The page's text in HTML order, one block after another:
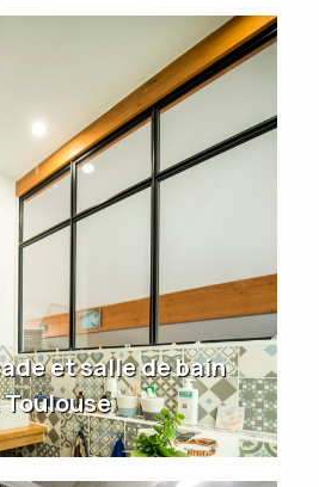
et salle de bain
Toulouse